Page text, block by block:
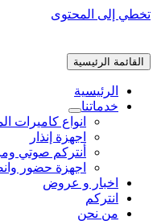
تخطي إلى المحتوى
القائمة الرئيسية
الرئيسية
خدماتنا
انواع كاميرات
اجهزة إنذار
أنتركم صوتي
اجهزة حضور
اخبار و عروض
انتركم
من نحن